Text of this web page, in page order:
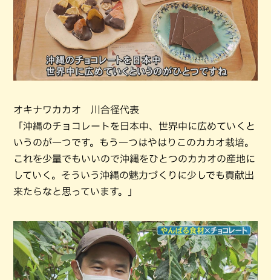
オキナワカカオ 川合径代表
「沖縄のチョコレートを日本中、世界中に広めていくと
いうのが一つです。もう一つはやはりこのカカオ栽培。
これを少量でもいいので沖縄をひとつのカカオの産地に
していく。そういう沖縄の魅力づくりに少しでも貢献出
来たらなと思っています。」